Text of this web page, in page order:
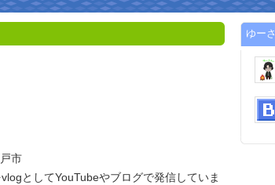
市
としてYouTubeやブログで発信していま
ゆー